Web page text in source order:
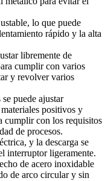
lo que puede
rápido y la alta
libremente de
cumplir con varios
y revolver varios
puede ajustar
positivos y
cumplir con los requisitos
de procesos.
y la descarga se
interruptor ligeramente.
de acero inoxidable
de arco circular y sin